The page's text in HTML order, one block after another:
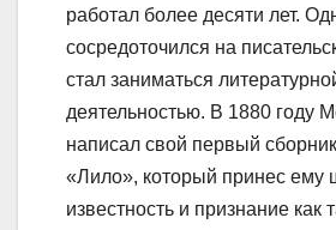
работал более десяти лет.
сосредоточился на
стал заниматься
деятельностью. В 1880 году
написал свой первый
«Лило», который принес ему
известность и признание как